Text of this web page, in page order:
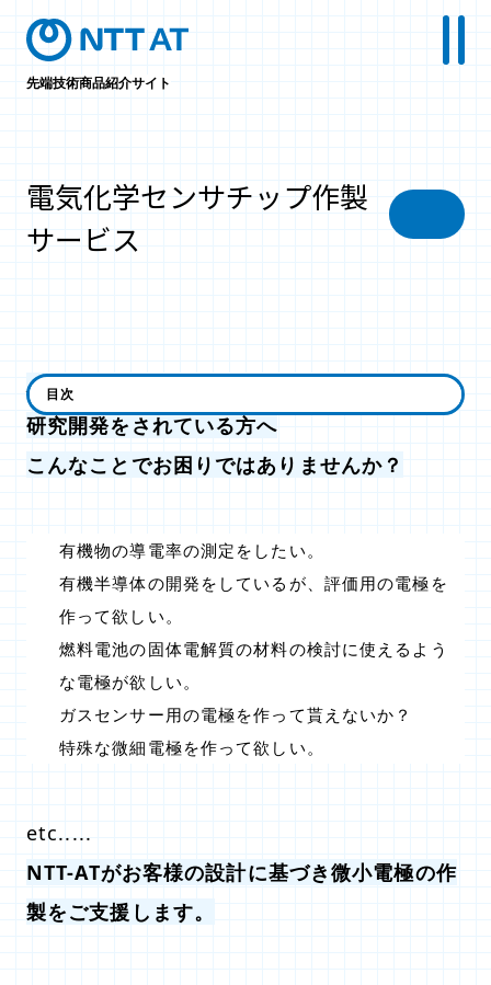
先端技術商品紹介サイト
電気化学センサチップ作製
サービス
バイオサイエンス・有機エレクトロニクスの
研究開発をされている方へ
こんなことでお困りではありませんか？
有機物の導電率の測定をしたい。
有機半導体の開発をしているが、評価用の電極を
作って欲しい。
燃料電池の固体電解質の材料の検討に使えるよう
な電極が欲しい。
ガスセンサー用の電極を作って貰えないか？
特殊な微細電極を作って欲しい。
etc.....
NTT-ATがお客様の設計に基づき微小電極の作
製をご支援します。
目次